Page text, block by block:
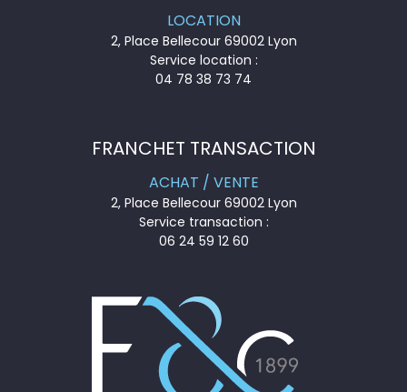
LOCATION
2, Place Bellecour 69002 Lyon
Service location :
04 78 38 73 74
FRANCHET TRANSACTION
ACHAT / VENTE
2, Place Bellecour 69002 Lyon
Service transaction :
06 24 59 12 60